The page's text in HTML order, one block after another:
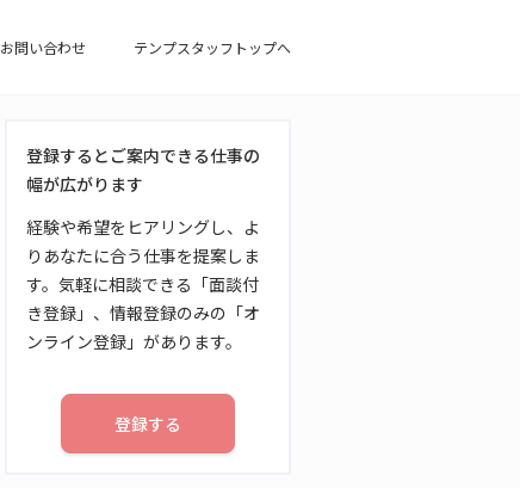
お問い合わせ テンプスタッフトップへ
登録するとご案内できる仕事の
幅が広がります
経験や希望をヒアリングし、よ
りあなたに合う仕事を提案しま
す。気軽に相談できる「面談付
き登録」、情報登録のみの「オ
ンライン登録」があります。
登録する